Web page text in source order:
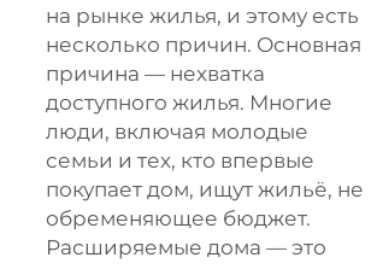
на рынке жилья, и этому есть
несколько причин. Основная
причина — нехватка
доступного жилья. Многие
люди, включая молодые
семьи и тех, кто впервые
покупает дом, ищут жильё, не
обременяющее бюджет.
Расширяемые дома — это